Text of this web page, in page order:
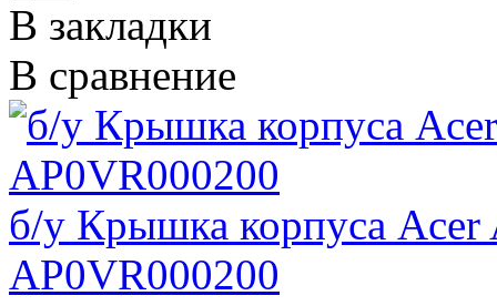
В закладки
В сравнение
б/у Крышка корпуса Acer
AP0VR000200